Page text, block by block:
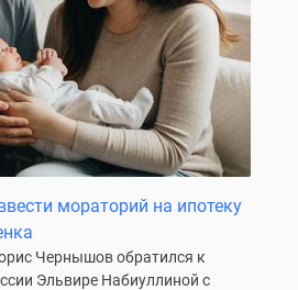
мораторий на ипотеку
Чернышов обратился к
Эльвире Набиуллиной с